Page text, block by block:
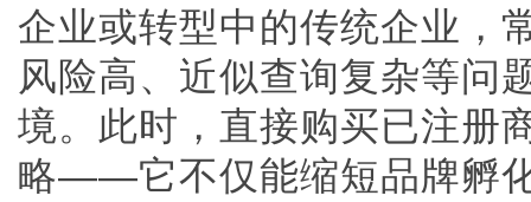
企业或转型中的传统企业，
风险高、近似查询复杂等问
境。此时，直接购买已注册
略——它不仅能缩短品牌孵